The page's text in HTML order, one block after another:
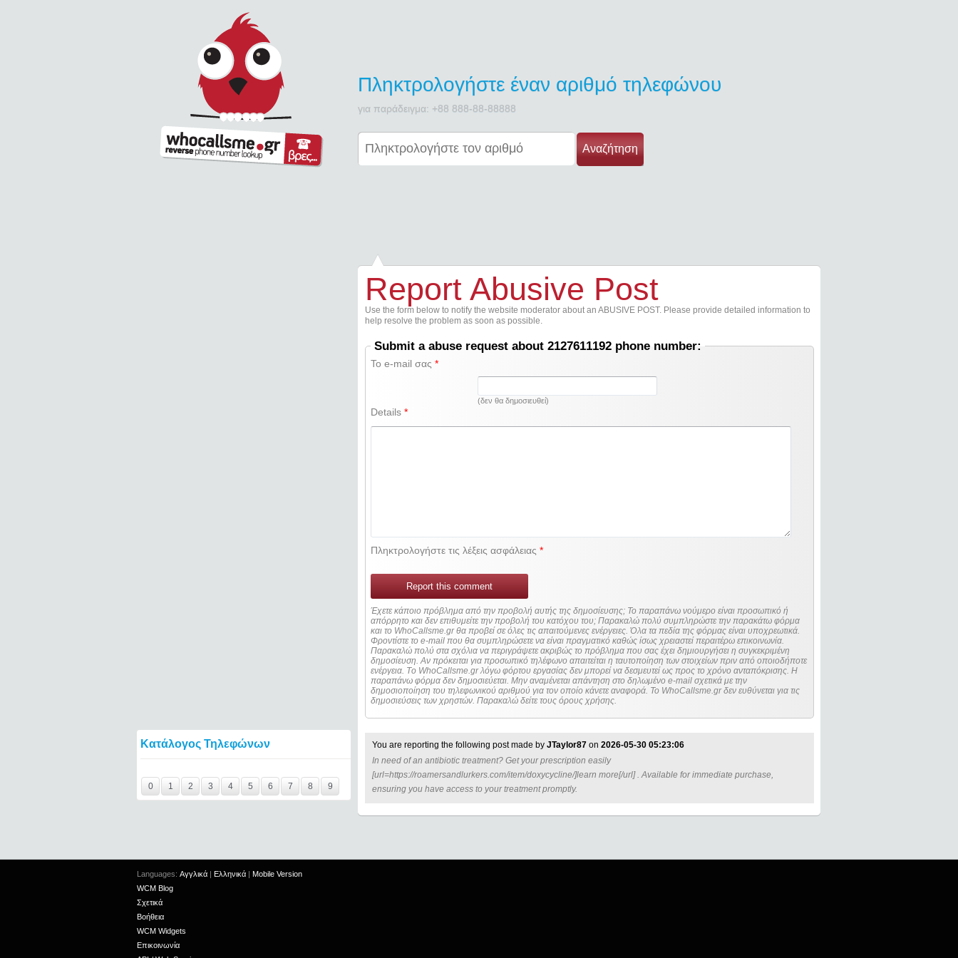
Πληκτρολογήστε έναν αριθμό τηλεφώνου
για παράδειγμα: +88 888-88-88888
Αναζήτηση
Κατάλογος Τηλεφώνων
0
1 2 3 4 5 6 7 8 9
Report Abusive Post
Use the form below to notify the website moderator about an ABUSIVE POST. Please provide detailed information to
help resolve the problem as soon as possible.
Submit a abuse request about 2127611192 phone number:
Το e-mail σας*
(δεν θα δημοσιευθεί)
Details*
Πληκτρολογήστε τις λέξεις ασφάλειας*
Report this comment
Έχετε κάποιο πρόβλημα από την προβολή αυτής της δημοσίευσης; Το παραπάνω νούμερο είναι προσωπικό ή
απόρρητο και δεν επιθυμείτε την προβολή του κατόχου του; Παρακαλώ πολύ συμπληρώστε την παρακάτω φόρμα
και το WhoCallsme.gr θα προβεί σε όλες τις απαιτούμενες ενέργειες. Όλα τα πεδία της φόρμας είναι υποχρεωτικά.
Φροντίστε το e-mail που θα συμπληρώσετε να είναι πραγματικό καθώς ίσως χρειαστεί περαιτέρω επικοινωνία.
Παρακαλώ πολύ στα σχόλια να περιγράψετε ακριβώς το πρόβλημα που σας έχει δημιουργήσει η συγκεκριμένη
δημοσίευση. Αν πρόκειται για προσωπικό τηλέφωνο απαιτείται η ταυτοποίηση των στοιχείων πριν από οποιοδήποτε
ενέργεια. Τo WhoCallsme.gr λόγω φόρτου εργασίας δεν μπορεί να δεσμευτεί ως προς το χρόνο ανταπόκρισης. Η
παραπάνω φόρμα δεν δημοσιεύεται. Μην αναμένεται απάντηση στο δηλωμένο e-mail σχετικά με την
δημοσιοποίηση του τηλεφωνικού αριθμού για τον οποίο κάνετε αναφορά. Το WhoCallsme.gr δεν ευθύνεται για τις
δημοσιεύσεις των χρηστών. Παρακαλώ δείτε τους όρους χρήσης.
You are reporting the following post made by JTaylor87 on 2026-05-30 05:23:06
In need of an antibiotic treatment? Get your prescription easily
[url=https://roamersandlurkers.com/item/doxycycline/]learn more[/url] . Available for immediate purchase,
ensuring you have access to your treatment promptly.
Languages: Αγγλικά | Ελληνικά | Mobile Version
WCM Blog
Σχετικά
Βοήθεια
WCM Widgets
Επικοινωνία